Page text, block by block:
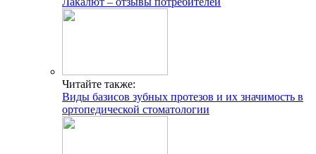
Читайте также:
Виды базисов зубных протезов и их значимость в
ортопедической стоматологии